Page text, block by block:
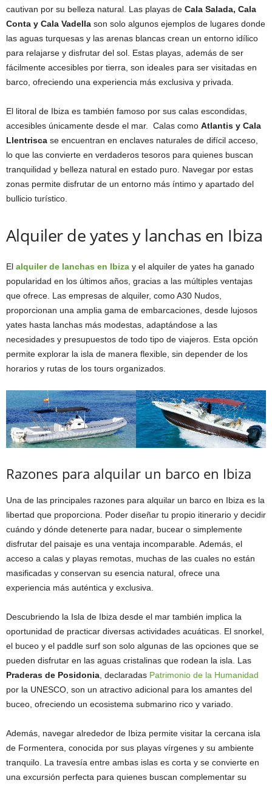
cautivan por su belleza natural. Las playas de Cala Salada, Cala
Conta y Cala Vadella son solo algunos ejemplos de lugares donde
las aguas turquesas y las arenas blancas crean un entorno idílico
para relajarse y disfrutar del sol. Estas playas, además de ser
fácilmente accesibles por tierra, son ideales para ser visitadas en
barco, ofreciendo una experiencia más exclusiva y privada.
El litoral de Ibiza es también famoso por sus calas escondidas,
accesibles únicamente desde el mar. Calas como Atlantis y Cala
Llentrisca se encuentran en enclaves naturales de difícil acceso,
lo que las convierte en verdaderos tesoros para quienes buscan
tranquilidad y belleza natural en estado puro. Navegar por estas
zonas permite disfrutar de un entorno más íntimo y apartado del
bullicio turístico.
Alquiler de yates y lanchas en Ibiza
El alquiler de lanchas en Ibiza y el alquiler de yates ha ganado
popularidad en los últimos años, gracias a las múltiples ventajas
que ofrece. Las empresas de alquiler, como A30 Nudos,
proporcionan una amplia gama de embarcaciones, desde lujosos
yates hasta lanchas más modestas, adaptándose a las
necesidades y presupuestos de todo tipo de viajeros. Esta opción
permite explorar la isla de manera flexible, sin depender de los
horarios y rutas de los tours organizados.
Razones para alquilar un barco en Ibiza
Una de las principales razones para alquilar un barco en Ibiza es la
libertad que proporciona. Poder diseñar tu propio itinerario y decidir
cuándo y dónde detenerte para nadar, bucear o simplemente
disfrutar del paisaje es una ventaja incomparable. Además, el
acceso a calas y playas remotas, muchas de las cuales no están
masificadas y conservan su esencia natural, ofrece una
experiencia más auténtica y exclusiva.
Descubriendo la Isla de Ibiza desde el mar también implica la
oportunidad de practicar diversas actividades acuáticas. El snorkel,
el buceo y el paddle surf son solo algunas de las opciones que se
pueden disfrutar en las aguas cristalinas que rodean la isla. Las
Praderas de Posidonia, declaradas Patrimonio de la Humanidad
por la UNESCO, son un atractivo adicional para los amantes del
buceo, ofreciendo un ecosistema submarino rico y variado.
Además, navegar alrededor de Ibiza permite visitar la cercana isla
de Formentera, conocida por sus playas vírgenes y su ambiente
tranquilo. La travesía entre ambas islas es corta y se convierte en
una excursión perfecta para quienes buscan complementar su